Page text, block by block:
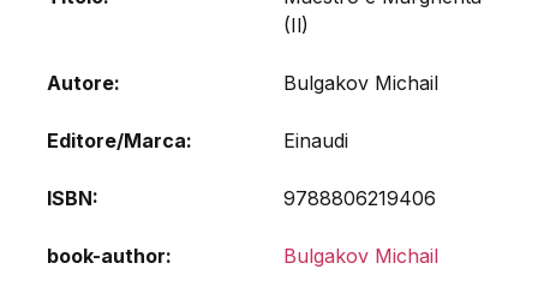
(Il)
Autore Bulgakov Michail
Editore/Marca Einaudi
ISBN 9788806219406
book-author Bulgakov Michail